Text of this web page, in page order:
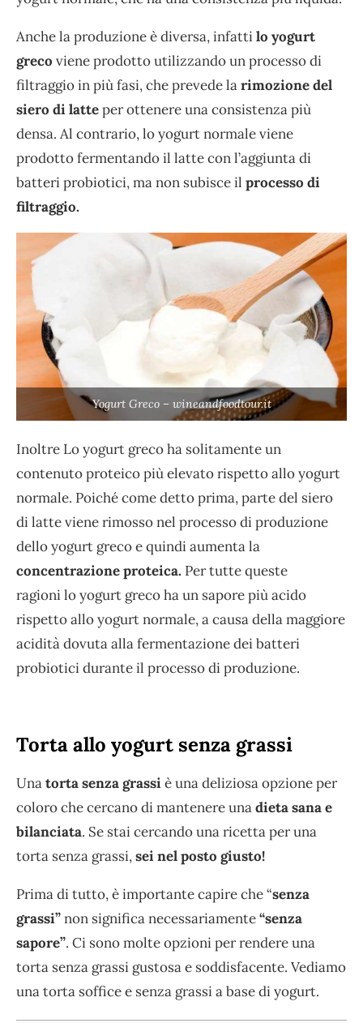
Anche la produzione è diversa, infattilo yogurt
greco viene prodotto utilizzando un processo di
filtraggio in più fasi, che prevede larimozione del
siero di latteper ottenere una consistenza più
densa. Al contrario, lo yogurt normale viene
prodotto fermentando il latte con l’aggiunta di
batteri probiotici, ma non subisce il processo di
filtraggio.
Yogurt Greco – wineandfoodtour.it
Inoltre Lo yogurt greco ha solitamente un
contenuto proteico più elevato rispetto allo yogurt
normale. Poiché come detto prima, parte del siero
di latte viene rimosso nel processo di produzione
dello yogurt greco e quindi aumenta la
concentrazione proteica. Per tutte queste
ragioni lo yogurt greco ha un sapore più acido
rispetto allo yogurt normale, a causa della maggiore
acidità dovuta alla fermentazione dei batteri
probiotici durante il processo di produzione.
Torta allo yogurt senza grassi
Unatortasenza grassiè una deliziosa opzione per
coloro che cercano di mantenere unadieta sana e
bilanciata. Se stai cercando una ricetta per una
torta senza grassi,sei nel posto giusto!
Prima di tutto, è importante capire che “senza
grassi”non significa necessariamente“senza
sapore”. Ci sono molte opzioni per rendere una
torta senza grassi gustosa e soddisfacente. Vediamo
una torta soffice e senza grassi a base di yogurt.